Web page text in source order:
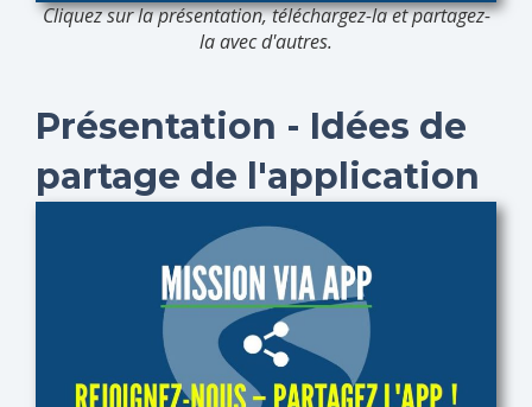
Cliquez sur la présentation, téléchargez-la et partagez-
la avec d'autres.
Présentation - Idées de
partage de l'application